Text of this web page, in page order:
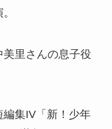
美里さんの息子役
編集IV「新！少年